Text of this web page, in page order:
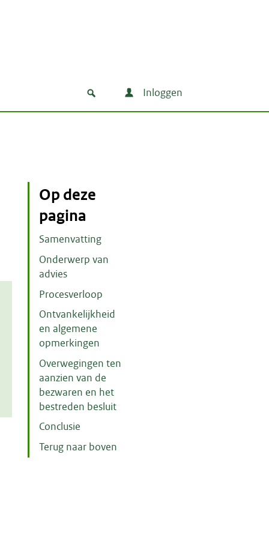
Inloggen
Op deze
pagina
Samenvatting
Onderwerp van
advies
Procesverloop
Ontvankelijkheid
en algemene
opmerkingen
Overwegingen ten
aanzien van de
bezwaren en het
bestreden besluit
Conclusie
Terug naar boven